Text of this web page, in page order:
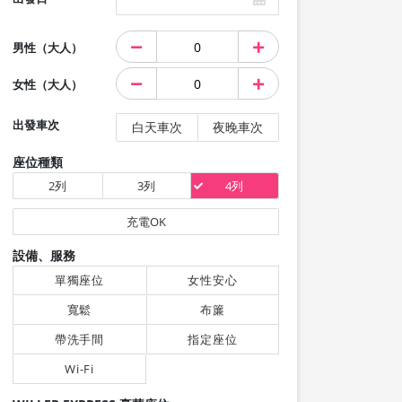
男性（大人）
女性（大人）
出發車次 白天車次 夜晚車次
座位種類
2列 3列 4列
充電OK
設備、服務
單獨座位
女性安心
寬鬆
布簾
帶洗手間
指定座位
Wi-Fi